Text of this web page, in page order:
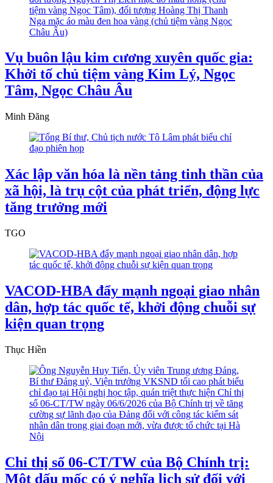
Vụ buôn lậu kim cương xuyên quốc gia:
Khởi tố chủ tiệm vàng Kim Lý, Ngọc
Tâm, Ngọc Châu Âu
Minh Đăng
Xác lập văn hóa là nền tảng tinh thần của
xã hội, là trụ cột của phát triển, động lực
tăng trưởng mới
TGO
VACOD-HBA đẩy mạnh ngoại giao nhân
dân, hợp tác quốc tế, khởi động chuỗi sự
kiện quan trọng
Thục Hiền
Chỉ thị số 06-CT/TW của Bộ Chính trị:
Một dấu mốc có ý nghĩa lịch sử đối với